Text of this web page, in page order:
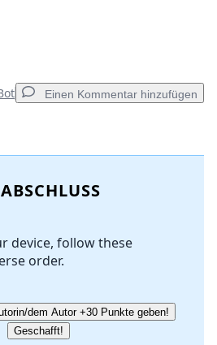
Einen Kommentar hinzufügen
Abbrechen
ABSCHLUSS
device, follow these
order.
dem Autor +30 Punkte geben!
Geschafft!